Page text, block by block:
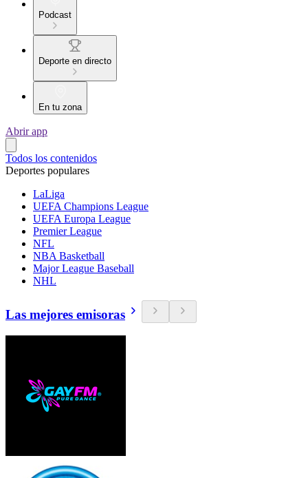
Podcast
Deporte en directo
En tu zona
Abrir app
Todos los contenidos
Deportes populares
LaLiga
UEFA Champions League
UEFA Europa League
Premier League
NFL
NBA Basketball
Major League Baseball
NHL
Las mejores emisoras